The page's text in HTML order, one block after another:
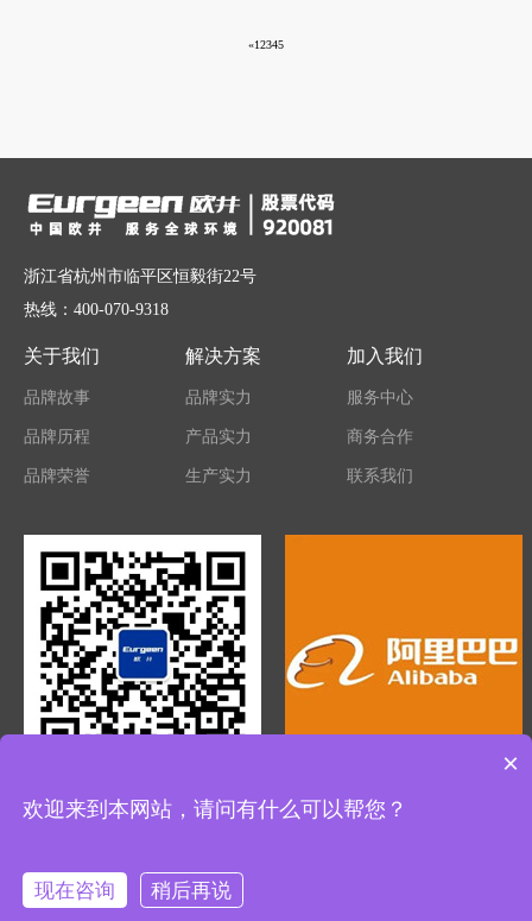
«12345
浙江省杭州市临平区恒毅街22号
热线：400-070-9318
关于我们
品牌故事
品牌历程
品牌荣誉
解决方案
品牌实力
产品实力
生产实力
加入我们
服务中心
商务合作
联系我们
微信公众号 阿里巴巴旗舰店
浙江欧伦电气股份有限公司版权所有 浙公网安备33011302000055号
×
欢迎来到本网站，请问有什么可以帮您？
现在咨询 稍后再说